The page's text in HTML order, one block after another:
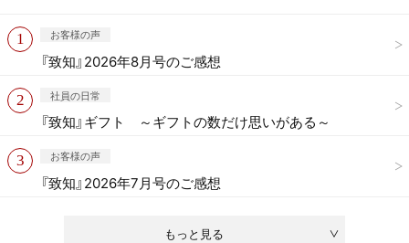
もっと見る
お客様の声
『致知』2026年8月号のご感想
社員の日常
『致知』ギフト ～ギフトの数だけ思いがある～
お客様の声
『致知』2026年7月号のご感想